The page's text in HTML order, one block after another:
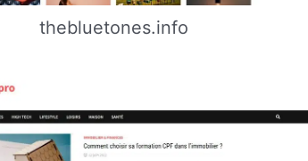
thebluetones.info